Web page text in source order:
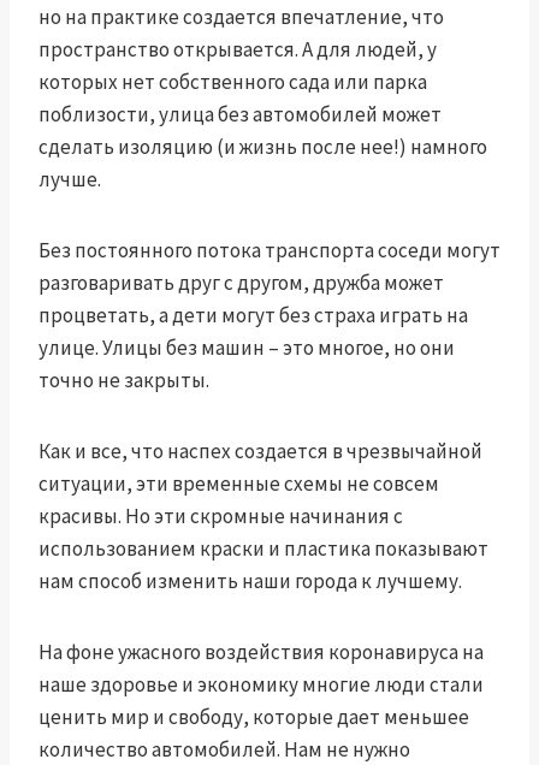
но на практике создается впечатление, что
пространство открывается. А для людей, у
которых нет собственного сада или парка
поблизости, улица без автомобилей может
сделать изоляцию (и жизнь после нее!) намного
лучше.
Без постоянного потока транспорта соседи могут
разговаривать друг с другом, дружба может
процветать, а дети могут без страха играть на
улице. Улицы без машин – это многое, но они
точно не закрыты.
Как и все, что наспех создается в чрезвычайной
ситуации, эти временные схемы не совсем
красивы. Но эти скромные начинания с
использованием краски и пластика показывают
нам способ изменить наши города к лучшему.
На фоне ужасного воздействия коронавируса на
наше здоровье и экономику многие люди стали
ценить мир и свободу, которые дает меньшее
количество автомобилей. Нам не нужно